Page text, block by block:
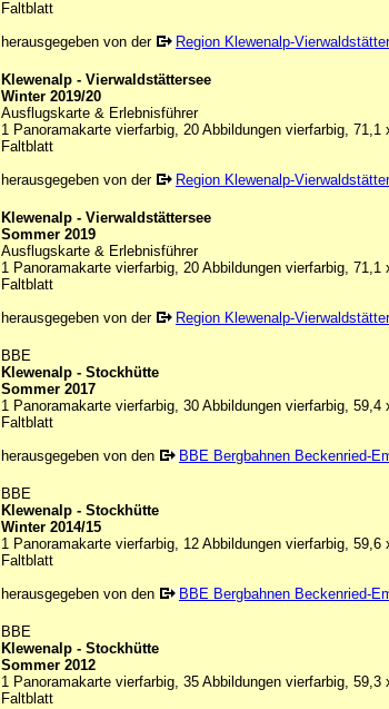
Faltblatt
herausgegeben von der
Region Klewenalp-
Klewenalp - Vierwaldstättersee
Winter 2019/20
Ausflugskarte & Erlebnisführer
1 Panoramakarte vierfarbig, 20 Abbildungen vierfarbig,
Faltblatt
herausgegeben von der
Region Klewenalp-
Klewenalp - Vierwaldstättersee
Sommer 2019
Ausflugskarte & Erlebnisführer
1 Panoramakarte vierfarbig, 20 Abbildungen vierfarbig,
Faltblatt
herausgegeben von der
Region Klewenalp-
BBE
Klewenalp - Stockhütte
Sommer 2017
1 Panoramakarte vierfarbig, 30 Abbildungen vierfarbig,
Faltblatt
herausgegeben von den
BBE Bergbahnen Beckenried-
BBE
Klewenalp - Stockhütte
Winter 2014/15
1 Panoramakarte vierfarbig, 12 Abbildungen vierfarbig,
Faltblatt
herausgegeben von den
BBE Bergbahnen Beckenried-
BBE
Klewenalp - Stockhütte
Sommer 2012
1 Panoramakarte vierfarbig, 35 Abbildungen vierfarbig,
Faltblatt